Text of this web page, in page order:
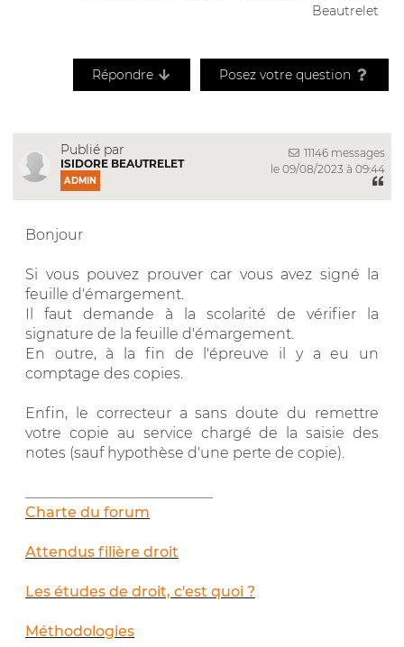
Beautrelet
Répondre Posez votre question
Publié par
ISIDORE BEAUTRELET
ADMIN
11146 messages
le 09/08/2023 à 09:44
Bonjour
Si vous pouvez prouver car vous avez signé la
feuille d'émargement.
Il faut demande à la scolarité de vérifier la
signature de la feuille d'émargement.
En outre, à la fin de l'épreuve il y a eu un
comptage des copies.
Enfin, le correcteur a sans doute du remettre
votre copie au service chargé de la saisie des
notes (sauf hypothèse d'une perte de copie).
Charte du forum
Attendus filière droit
Les études de droit, c'est quoi ?
Méthodologies